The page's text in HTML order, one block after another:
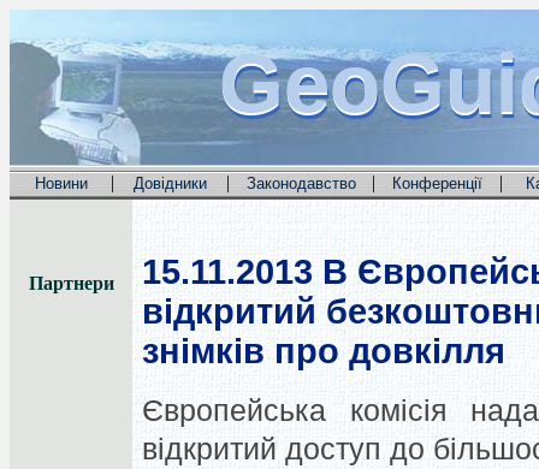
Новини | Довідники | Законодавство | Конференції |
Партнери 15.11.2013 В
відкритий
знімків про довкілля
Європейська комісія
відкритий доступ до